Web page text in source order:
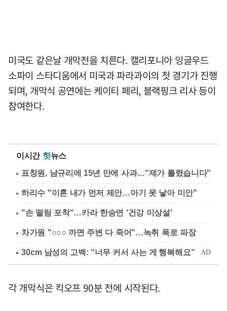
미국도 같은날 개막전을 치른다. 캘리포니아 잉글우드
소파이 스타디움에서 미국과 파라과이의 첫 경기가 진행
되며, 개막식 공연에는 케이티 페리, 블랙핑크 리사 등이
참여한다.
이시간 핫뉴스
표창원, 남규리에 15년 만에 사과…"제가 틀렸습니다"
하리수 "이혼 내가 먼저 제안…아기 못 낳아 미안"
"손 떨림 포착"…카라 한승연 '건강 이상설'
차가원 "○○○ 까면 주변 다 죽어"…녹취 폭로 파장
각 개막식은 킥오프 90분 전에 시작된다.